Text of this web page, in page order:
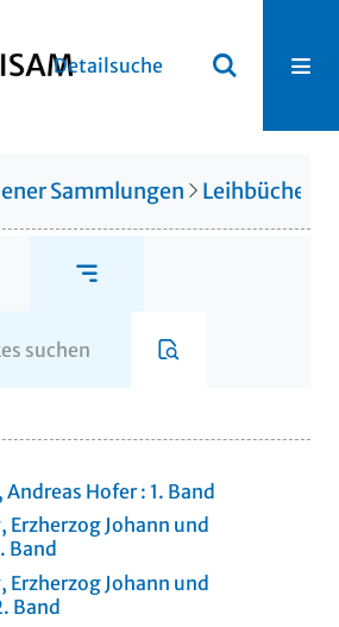
Detailsuche
Sammlungen
Hofer : 1. Band
Johann und
Band
Johann und
Band